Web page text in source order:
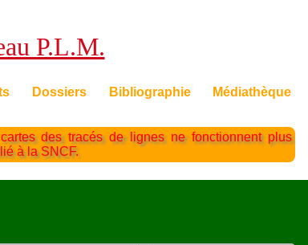
P.L.M.
Dossiers Bibliographie Médiathèque
des tracés de lignes ne fonctionnent plus
à la SNCF.